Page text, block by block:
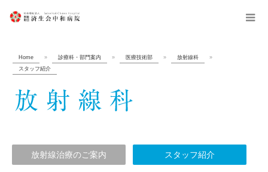
menu
Home » 診療科・部門案内 » 医療技術部 » 放射線科
»
スタッフ紹介
放射線治療のご案内 スタッフ紹介